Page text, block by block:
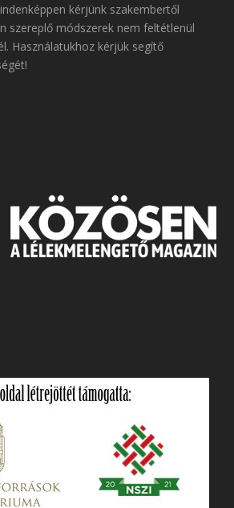
kérjünk szakembertől
szereplő módszerek nem feltétlenül
Használatukhoz kérjük segítő